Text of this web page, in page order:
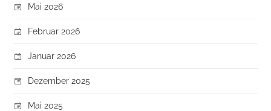
Mai 2026
Februar 2026
Januar 2026
Dezember 2025
Mai 2025